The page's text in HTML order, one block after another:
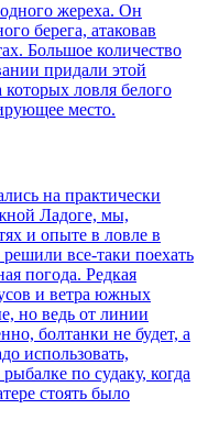
жереха. Он
берега, атаковав
Большое количество
придали этой
ловля белого
место.
на практически
Ладоге, мы,
и опыте в ловле в
все-таки поехать
погода. Редкая
и ветра южных
но ведь от линии
болтанки не будет, а
использовать,
по судаку, когда
стоять было